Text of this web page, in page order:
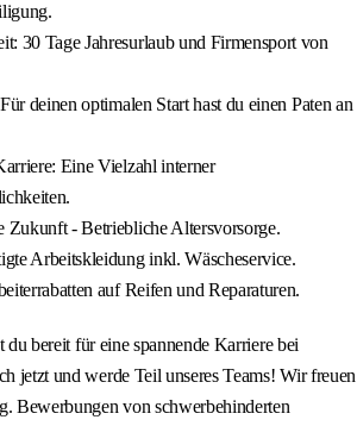
30 Tage Jahresurlaub und Firmensport von
deinen optimalen Start hast du einen Paten an
Eine Vielzahl interner
Zukunft - Betriebliche Altersvorsorge.
Arbeitskleidung inkl. Wäscheservice.
auf Reifen und Reparaturen.
bereit für eine spannende Karriere bei
jetzt und werde Teil unseres Teams! Wir freuen
Bewerbungen von schwerbehinderten